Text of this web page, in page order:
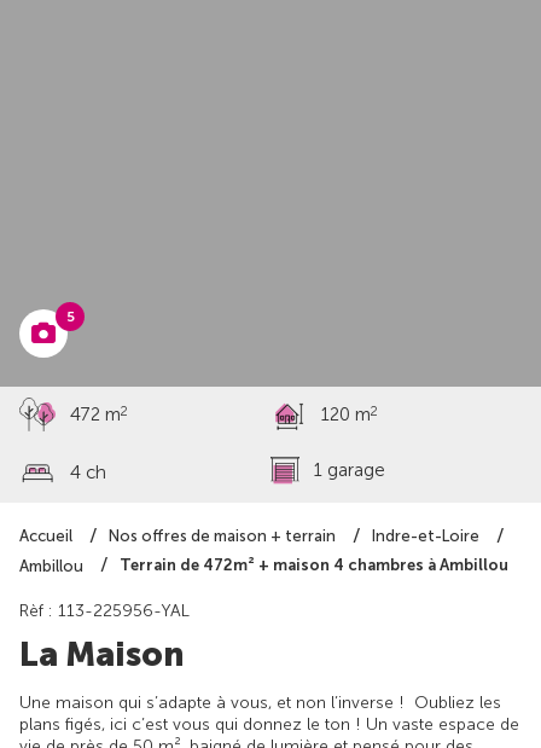
Accueil Nos offres de maison + terrain
Indre-et-Loire
Ambillou
Terrain de 472m² + maison 4 chambres à Ambillou
5
472 m2 120 m2
4 ch 1 garage
Rèf : 113-225956-YAL
La Maison
Une maison qui s’adapte à vous, et non l’inverse ! Oubliez les
plans figés, ici c’est vous qui donnez le ton ! Un vaste espace de